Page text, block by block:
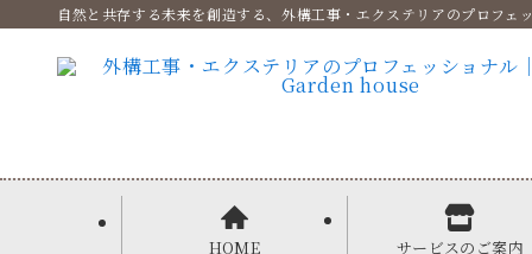
自然と共存する未来を創造する、外構工事・エクステリアのプロフェ
HOME サービスのご案内